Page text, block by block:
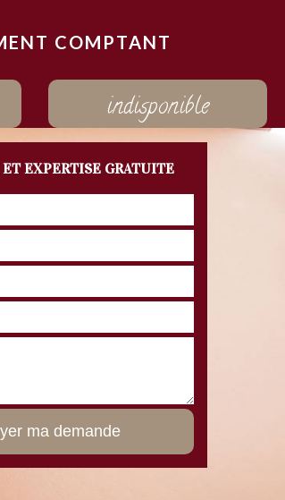
COMPTANT
indisponible
EXPERTISE GRATUITE